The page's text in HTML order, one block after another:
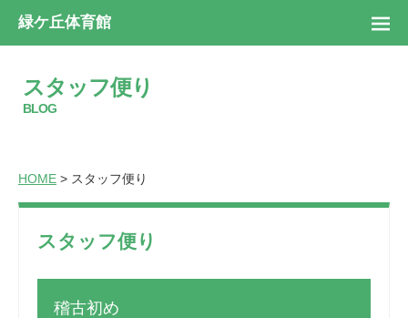
緑ケ丘体育館
スタッフ便り
BLOG
HOME > スタッフ便り
スタッフ便り
稽古初め